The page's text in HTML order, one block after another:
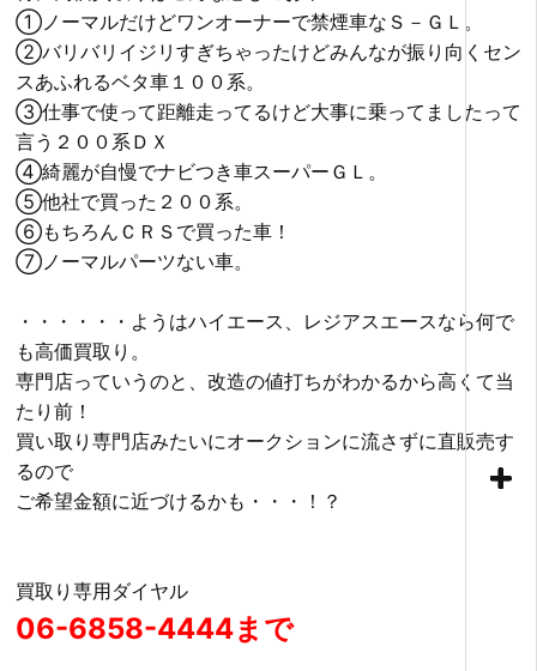
①ノーマルだけどワンオーナーで禁煙車なＳ－ＧＬ。
②バリバリイジリすぎちゃったけどみんなが振り向くセン
スあふれるベタ車１００系。
③仕事で使って距離走ってるけど大事に乗ってましたって
言う２００系ＤＸ
④綺麗が自慢でナビつき車スーパーＧＬ。
⑤他社で買った２００系。
⑥もちろんＣＲＳで買った車！
⑦ノーマルパーツない車。
・・・・・・ようはハイエース、レジアスエースなら何で
も高価買取り。
専門店っていうのと、改造の値打ちがわかるから高くて当
たり前！
買い取り専門店みたいにオークションに流さずに直販売す
るので
ご希望金額に近づけるかも・・・！？
買取り専用ダイヤル
06-6858-4444まで